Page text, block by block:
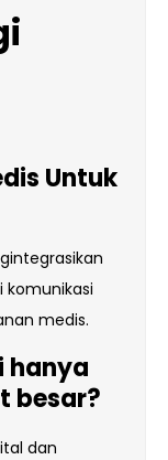
Untuk
komunikasi
medis.
hanya
besar?
dan